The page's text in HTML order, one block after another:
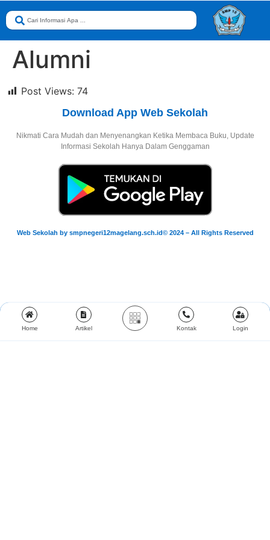
Alumni
Post Views: 74
Download App Web Sekolah
Nikmati Cara Mudah dan Menyenangkan Ketika Membaca Buku, Update
Informasi Sekolah Hanya Dalam Genggaman
Web Sekolah by smpnegeri12magelang.sch.id© 2024 – All Rights Reserved
Home Artikel Kontak Login